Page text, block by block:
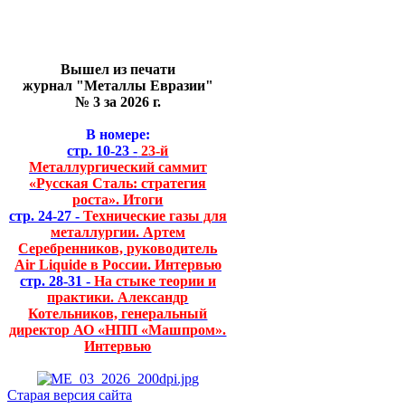
Вышел из печати
журнал "Металлы Евразии"
№ 3 за 2026 г.
В номере:
стр. 10-23 - 23-й
Металлургический саммит
«Русская Сталь: стратегия
роста». Итоги
стр. 24-27 - Технические газы для
металлургии. Артем
Серебренников, руководитель
Air Liquide в России. Интервью
стр. 28-31 - На стыке теории и
практики. Александр
Котельников, генеральный
директор АО «НПП «Машпром».
Интервью
Старая версия сайта